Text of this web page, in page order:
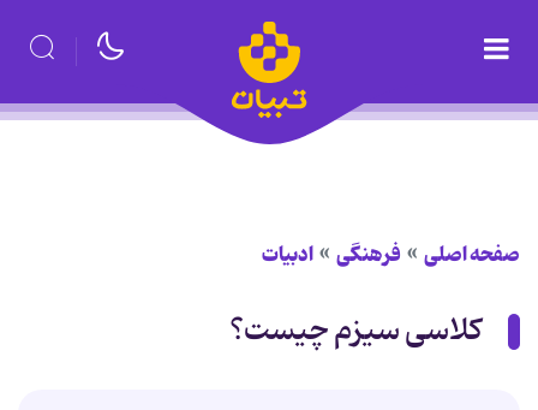
صفحه اصلی فرهنگی ادبیات
کلاسی سیزم چیست؟